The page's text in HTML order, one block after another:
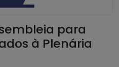
para
à Plenária